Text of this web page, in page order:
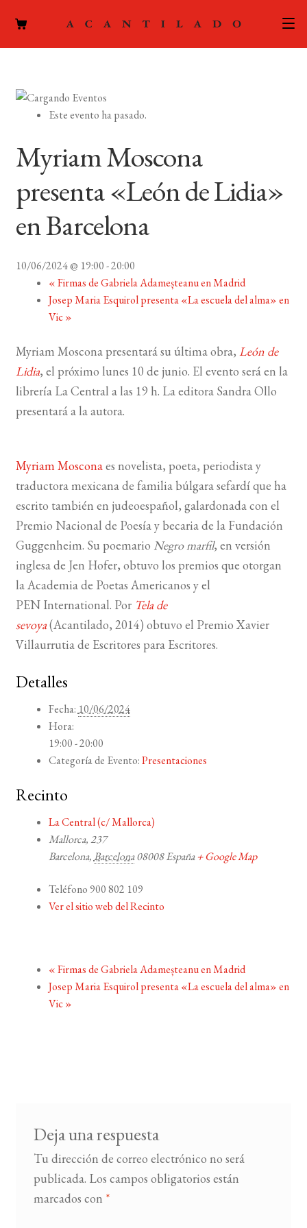
hijo
PODCAST
LA EDITORIAL
FOREIGN RIGHTS
CONTACTO
MI CUENTA
LISTA DE LIBROS
Este evento ha pasado.
Myriam Moscona
presenta «León de Lidia»
en Barcelona
10/06/2024 @ 19:00-20:00
«Firmas de Gabriela Adameșteanu en Madrid
Josep Maria Esquirol presenta «La escuela del alma» en
Vic»
Myriam Moscona presentarásu última obra, León de
Lidia, el próximo lunes 10 de junio. El evento será en la
librería La Central a las 19 h. La editora Sandra Ollo
presentará a la autora.
Myriam Mosconaes novelista, poeta, periodista y
traductora mexicana de familia búlgara sefardí que ha
escrito también en judeoespañol, galardonada con el
Premio Nacional de Poesía y becaria de la Fundación
Guggenheim. Su poemario Negro marfil, en versión
inglesa de Jen Hofer, obtuvo los premios que otorgan
la Academia de Poetas Americanos y el
PEN International. Por Tela de
sevoya(Acantilado, 2014) obtuvo el Premio Xavier
Villaurrutia de Escritores para Escritores.
Detalles
Fecha:10/06/2024
Hora:
19:00 - 20:00
Categoría de Evento:Presentaciones
Recinto
La Central (c/ Mallorca)
Mallorca, 237
Barcelona,Barcelona 08008 España + Google Map
Teléfono 900 802 109
Ver el sitio web del Recinto
«Firmas de Gabriela Adameșteanu en Madrid
Josep Maria Esquirol presenta «La escuela del alma» en
Vic»
Deja una respuesta
Tu dirección de correo electrónico no será
publicada. Los campos obligatorios están
marcados con *